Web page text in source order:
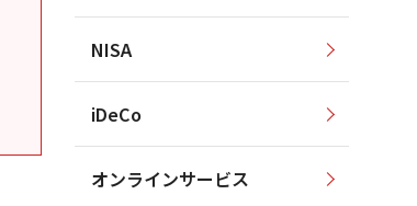
NISA
iDeCo
オンラインサービス